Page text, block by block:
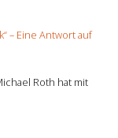
– Eine Antwort auf
Roth hat mit